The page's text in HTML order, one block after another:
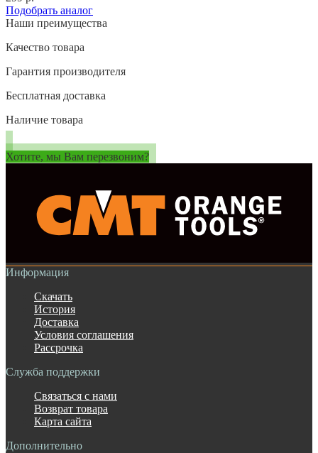
Подобрать аналог
Наши преимущества
Качество товара
Гарантия производителя
Бесплатная доставка
Наличие товара
Хотите, мы Вам перезвоним?
Информация
Скачать
История
Доставка
Условия соглашения
Рассрочка
Служба поддержки
Связаться с нами
Возврат товара
Карта сайта
Дополнительно